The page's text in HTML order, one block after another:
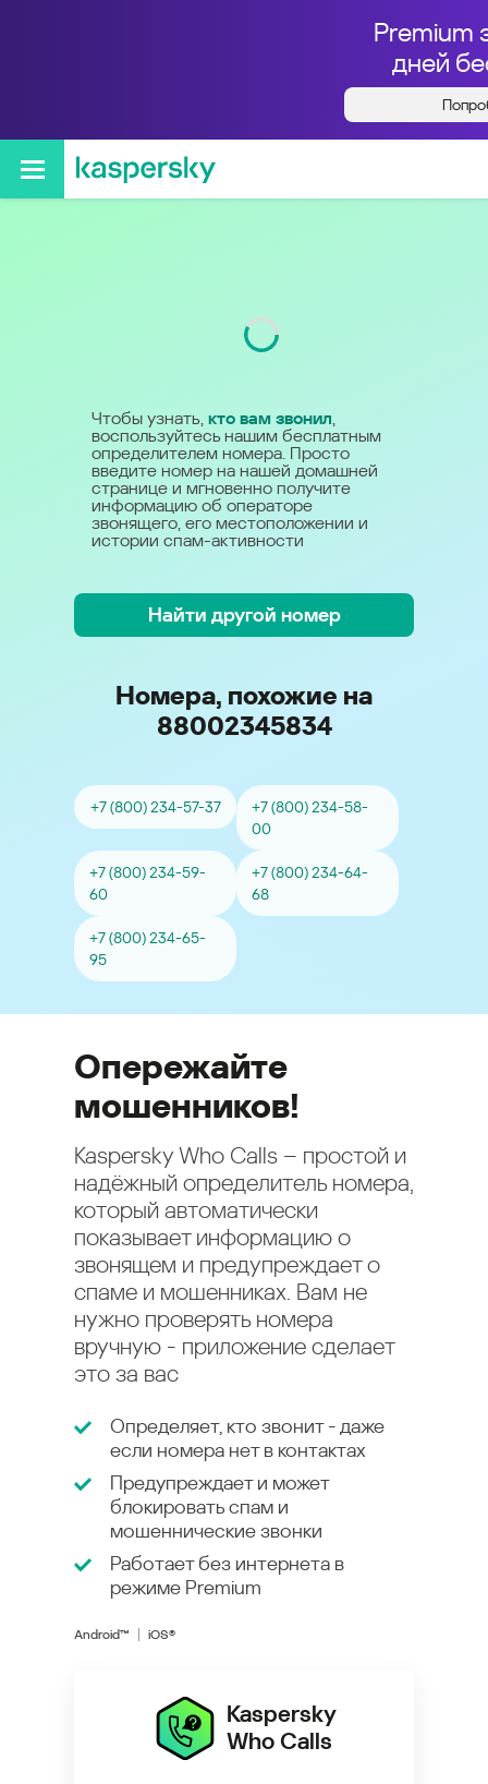
Premium
дней
Кто звонил с номера
+78002345834
Чтобы узнать, кто вам звонил,
воспользуйтесь нашим бесплатным
определителем номера. Просто
введите номер на нашей домашней
странице и мгновенно получите
информацию об операторе
звонящего, его местоположении и
истории спам-активности
Найти другой номер
Номера, похожие на
88002345834
+7 (800) 234-57-37
+7 (800) 234-58-
00
+7 (800) 234-59-
60
+7 (800) 234-64-
68
+7 (800) 234-65-
95
Опережайте
мошенников!
Kaspersky Who Calls – простой и
надёжный определитель номера,
который автоматически
показывает информацию о
звонящем и предупреждает о
спаме и мошенниках. Вам не
нужно проверять номера
вручную - приложение сделает
это за вас
Определяет, кто звонит - даже
если номера нет в контактах
Предупреждает и может
блокировать спам и
мошеннические звонки
Работает без интернета в
режиме Premium
Android™ iOS®
Kaspersky
Who Calls